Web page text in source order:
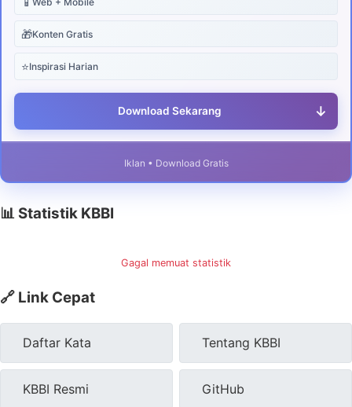
🎁Konten Gratis
⭐Inspirasi Harian
Download Sekarang ↓
Iklan • Download Gratis
📊 Statistik KBBI
Gagal memuat statistik
🔗 Link Cepat
Daftar Kata Tentang KBBI
KBBI Resmi GitHub